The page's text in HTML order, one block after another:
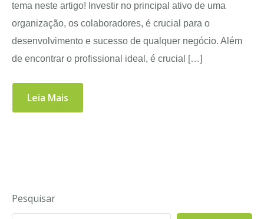
tema neste artigo! Investir no principal ativo de uma
organização, os colaboradores, é crucial para o
desenvolvimento e sucesso de qualquer negócio. Além
de encontrar o profissional ideal, é crucial […]
Leia Mais
Pesquisar